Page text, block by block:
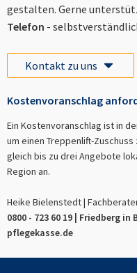
gestalten. Gerne
Telefon -
Kontakt zu uns
Kostenvoranschlag
Ein Kostenvoranschlag ist in
um einen Treppenlift-
gleich bis zu drei Angebote
Region an.
Heike Bielenstedt |
0800 - 723 60 19 | Friedberg in
pflegekasse.de